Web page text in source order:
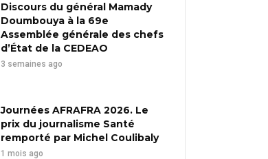
Discours du général Mamady
Doumbouya à la 69e
Assemblée générale des chefs
d’État de la CEDEAO
3 semaines ago
Journées AFRAFRA 2026. Le
prix du journalisme Santé
remporté par Michel Coulibaly
1 mois ago